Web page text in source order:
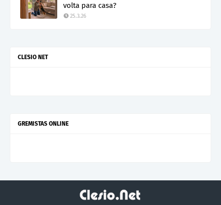
volta para casa?
25.3.26
CLESIO NET
GREMISTAS ONLINE